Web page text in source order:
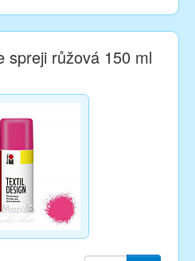
spreji růžová 150 ml